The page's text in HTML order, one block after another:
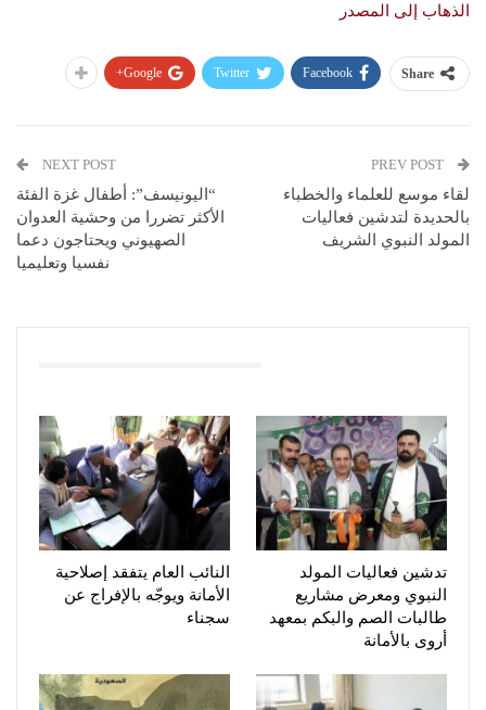
الذهاب إلى المصدر
Share
Facebook
Twitter
Google+
لقاء موسع للعلماء والخطباء
بالحديدة لتدشين فعاليات
المولد النبوي الشريف
NEXT POST
“اليونيسف”: أطفال غزة الفئة
الأكثر تضررا من وحشية العدوان
الصهيوني ويحتاجون دعما
نفسيا وتعليميا
تدشين فعاليات المولد
النبوي ومعرض مشاريع
طالبات الصم والبكم بمعهد
أروى بالأمانة
النائب العام يتفقد إصلاحية
الأمانة ويوجّه بالإفراج عن
سجناء